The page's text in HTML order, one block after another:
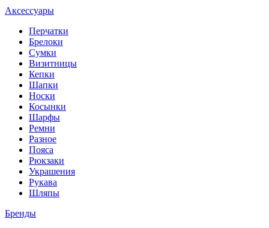
Аксессуары
Перчатки
Брелоки
Сумки
Визитницы
Кепки
Шапки
Носки
Косынки
Шарфы
Ремни
Разное
Пояса
Рюкзаки
Украшения
Рукава
Шляпы
Бренды